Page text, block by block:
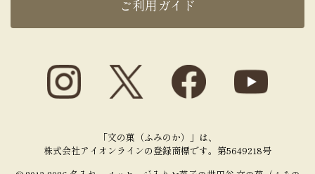
ご利用ガイド
「文の菓（ふみのか）」は、
株式会社アイオンラインの登録商標です。第5649218号